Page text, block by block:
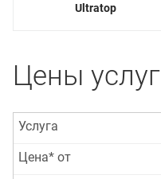
Ultratop
Цены услуг
Услуга
Цена* от